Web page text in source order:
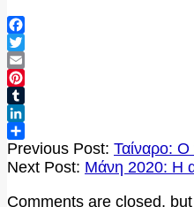
Facebook
Twitter
Email
Pinterest
Tumblr
LinkedIn
Μοιραστείτε
2020-
09-
Previous Post: Ταίναρο: Ο
Next Post: Μάνη 2020: Η
Comments are closed, but